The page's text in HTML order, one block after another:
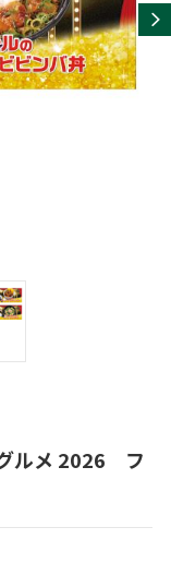
ルメ 2026 フ